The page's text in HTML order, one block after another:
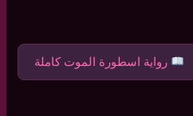
رواية اسطورة الموت كاملة